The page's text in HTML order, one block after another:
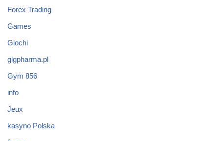
Forex Trading
Games
Giochi
glgpharma.pl
Gym 856
info
Jeux
kasyno Polska